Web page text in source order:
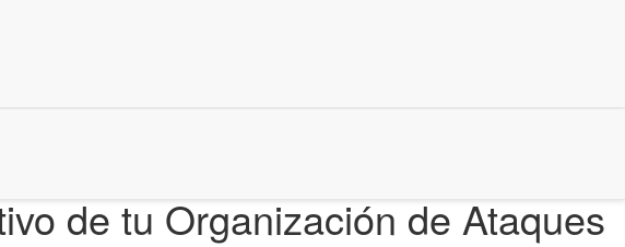
de tu Organización de Ataques